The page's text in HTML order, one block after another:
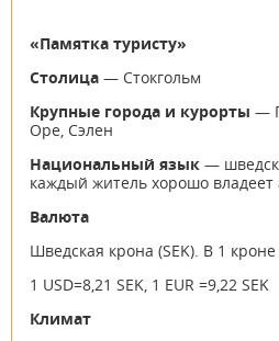
«Памятка туристу»
Столица — Стокгольм
Крупные города и курорты —
Оре, Сэлен
Национальный язык —
каждый житель хорошо владеет
Валюта
Шведская крона (SEK). В 1
1 USD=8,21 SEK, 1 EUR =9,22 SEK
Климат